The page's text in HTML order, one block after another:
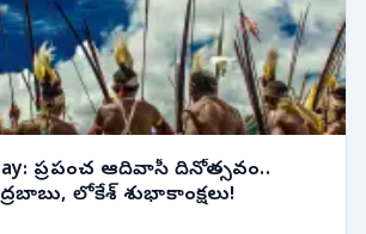
ప్రపంచ ఆదివాసీ దినోత్సవం..
లోకేశ్ శుభాకాంక్షలు!